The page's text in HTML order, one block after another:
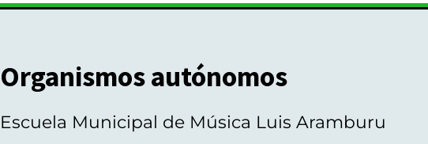
Organismos autónomos
Escuela Municipal de Música Luis Aramburu